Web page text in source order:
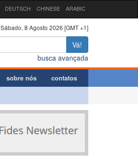
DEUTSCH CHINESE ARABIC
Sábado, 8 Agosto 2026 [GMT +1]
Vá!
busca avançada
sobre nós contatos